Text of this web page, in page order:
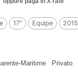
17" Equipe 2015
Maritime Privato